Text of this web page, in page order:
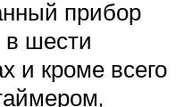
прибор
в шести
и кроме всего